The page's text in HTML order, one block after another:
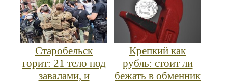
Старобельск
горит: 21 тело под
завалами, и
Крепкий как
рубль: стоит ли
бежать в обменник